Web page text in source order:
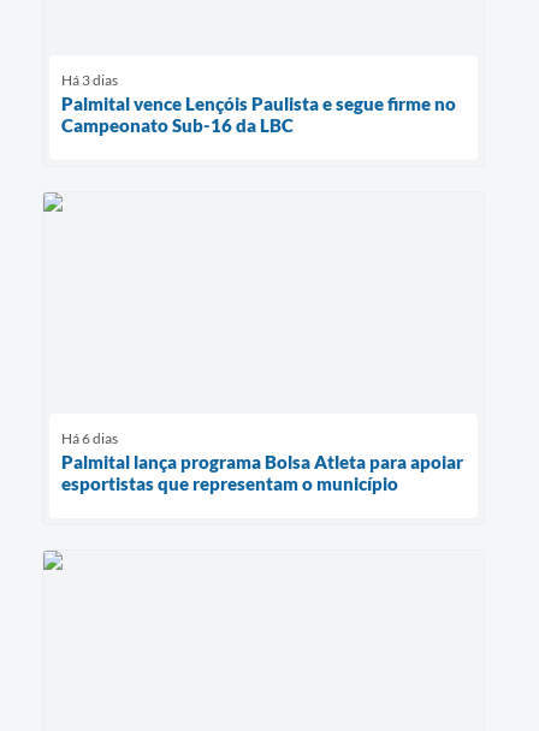
Há 3 dias
Palmital vence Lençóis Paulista e segue firme no
Campeonato Sub-16 da LBC
Há 6 dias
Palmital lança programa Bolsa Atleta para apoiar
esportistas que representam o município